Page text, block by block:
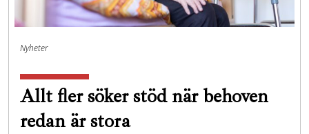
Nyheter
Allt fler söker stöd när behoven
redan är stora